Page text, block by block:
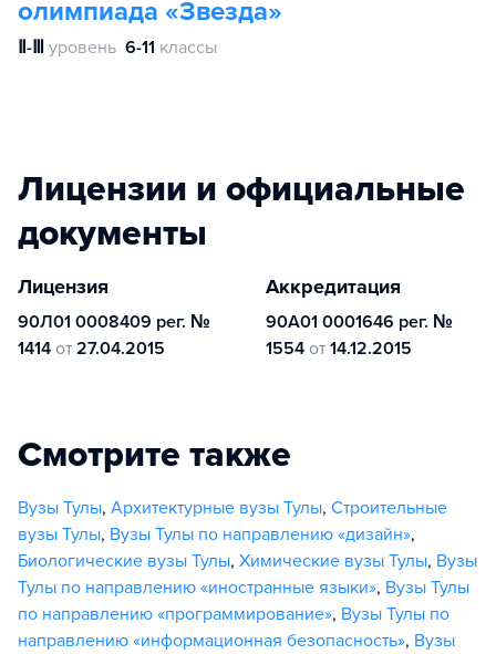
олимпиада «Звезда»
Ⅱ-Ⅲ уровень 6-11 классы
Лицензии и официальные
документы
Лицензия
90Л01 0008409 рег. №
1414 от 27.04.2015
Аккредитация
90А01 0001646 рег. №
1554 от 14.12.2015
Смотрите также
Вузы Тулы, Архитектурные вузы Тулы, Строительные
вузы Тулы, Вузы Тулы по направлению «дизайн»,
Биологические вузы Тулы, Химические вузы Тулы, Вузы
Тулы по направлению «иностранные языки», Вузы Тулы
по направлению «программирование», Вузы Тулы по
направлению «информационная безопасность», Вузы